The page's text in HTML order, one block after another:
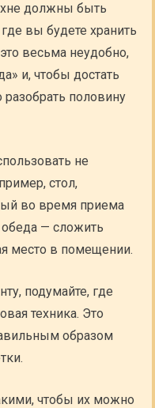
должны быть
вы будете хранить
весьма неудобно,
и, чтобы достать
разобрать половину
не
стол,
во время приема
— сложить
место в помещении.
подумайте, где
техника. Это
образом
чтобы их можно